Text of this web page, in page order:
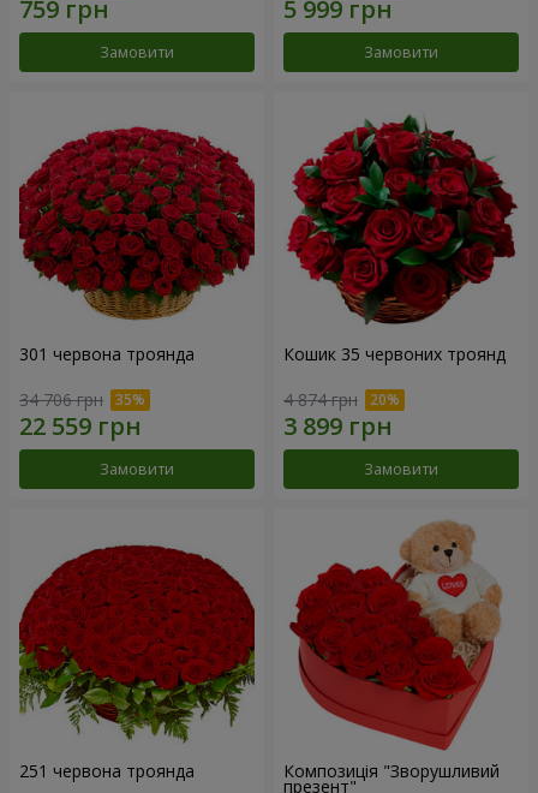
Замовити Замовити
301 червона троянда
34 706 грн
Замовити
Кошик 35 червоних троянд
4 874 грн
Замовити
251 червона троянда Композиція "Зворушливий
презент"